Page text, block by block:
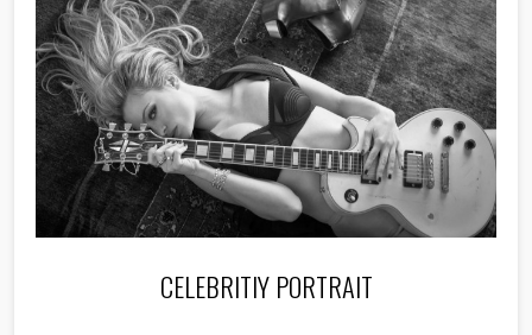
CELEBRITIY PORTRAIT